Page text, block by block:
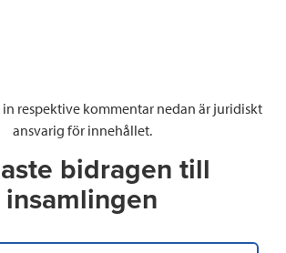
in respektive kommentar nedan är juridiskt
ansvarig för innehållet.
bidragen till
insamlingen